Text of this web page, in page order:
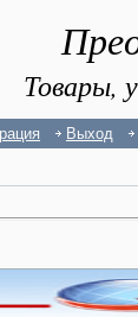
Товары,
Выход